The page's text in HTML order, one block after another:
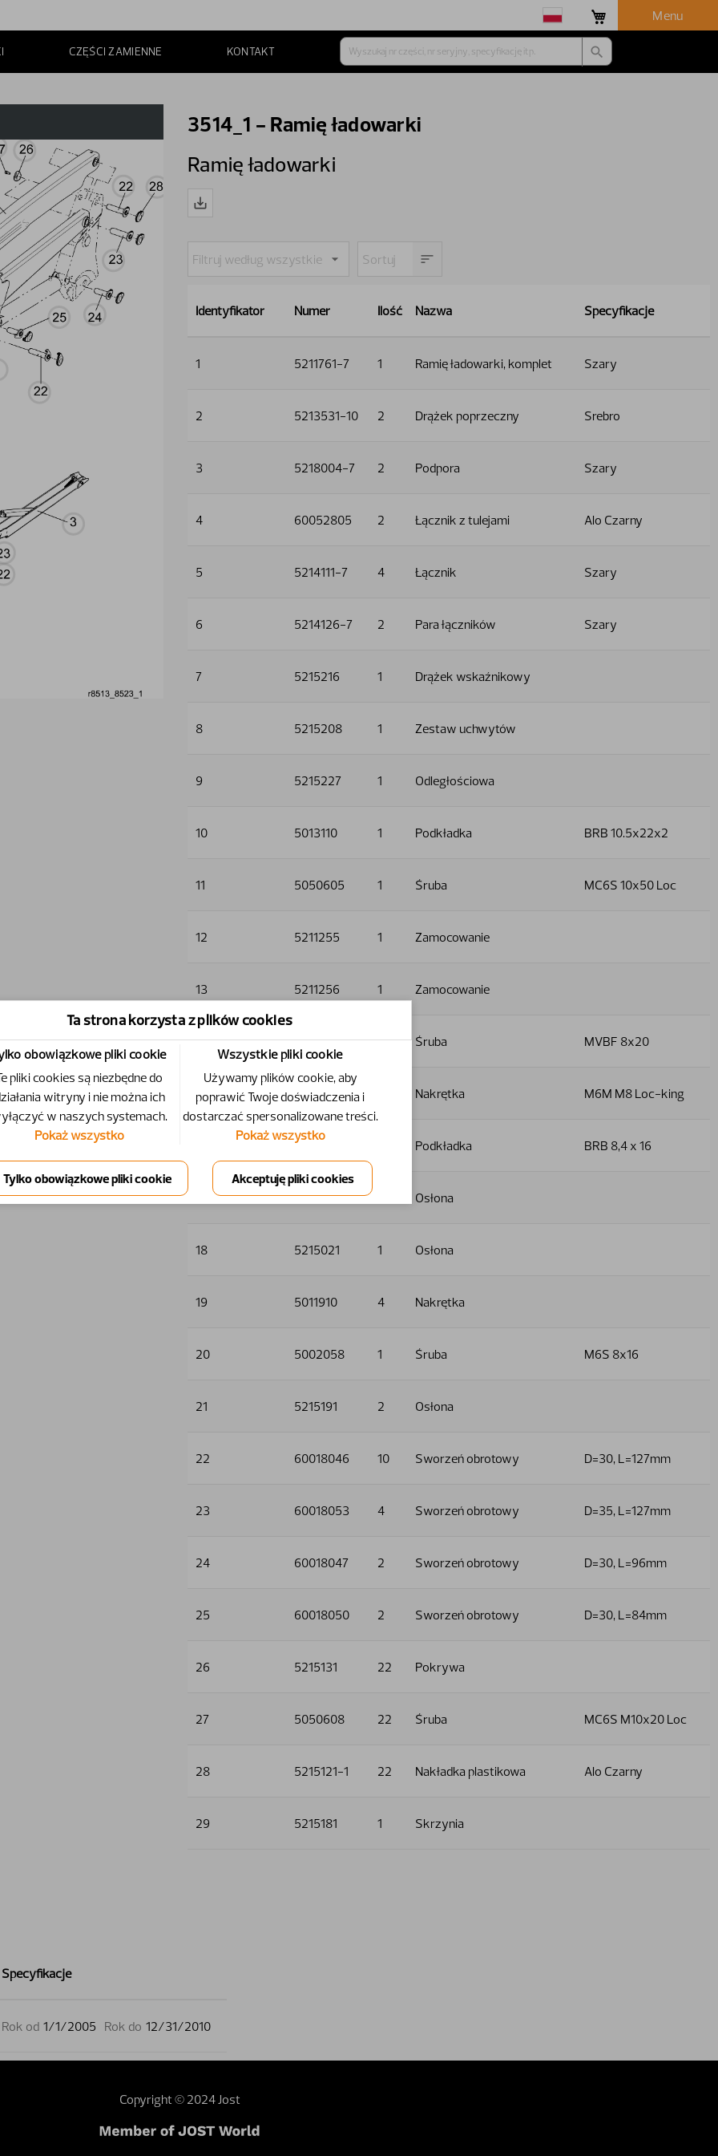
Menu
CZĘŚCI ZAMIENNE KONTAKT
Specyfikacje
Rok od 1/1/2005 Rok do 12/31/2010
3514_1 - Ramię ładowarki
Ramię ładowarki
Identyfikator Numer Ilość Nazwa Specyfikacje
1 5211761-7 1 Ramię ładowarki, komplet Szary
2 5213531-10 2 Drążek poprzeczny Srebro
3 5218004-7 2 Podpora Szary
4 60052805 2 Łącznik z tulejami Alo Czarny
5 5214111-7 4 Łącznik Szary
6 5214126-7 2 Para łączników Szary
7 5215216 1 Drążek wskaźnikowy
8 5215208 1 Zestaw uchwytów
9 5215227 1 Odległościowa
10 5013110 1 Podkładka BRB 10.5x22x2
11 5050605 1 Śruba MC6S 10x50 Loc
12 5211255 1 Zamocowanie
13 5211256 1 Zamocowanie
14 5006001 4 Śruba MVBF 8x20
15 5011553 Nakrętka M6M M8 Loc-king
5013101 Podkładka BRB 8,4 x 16
5215101 Osłona
18 5215021 1 Osłona
19 5011910 4 Nakrętka
20 5002058 1 Śruba M6S 8x16
21 5215191 2 Osłona
22 60018046 10 Sworzeń obrotowy D=30, L=127mm
23 60018053 4 Sworzeń obrotowy D=35, L=127mm
24 60018047 2 Sworzeń obrotowy D=30, L=96mm
25 60018050 2 Sworzeń obrotowy D=30, L=84mm
26 5215131 22 Pokrywa
27 5050608 22 Śruba MC6S M10x20 Loc
28 5215121-1 22 Nakładka plastikowa Alo Czarny
29 5215181 1 Skrzynia
Copyright © 2024 Jost
Ta strona korzysta z plików cookies
obowiązkowe pliki cookie
pliki cookies są niezbędne do
witryny i nie można ich
w naszych systemach.
Pokaż wszystko
Wszystkie pliki cookie
Używamy plików cookie, aby
poprawić Twoje doświadczenia i
dostarczać spersonalizowane treści.
Pokaż wszystko